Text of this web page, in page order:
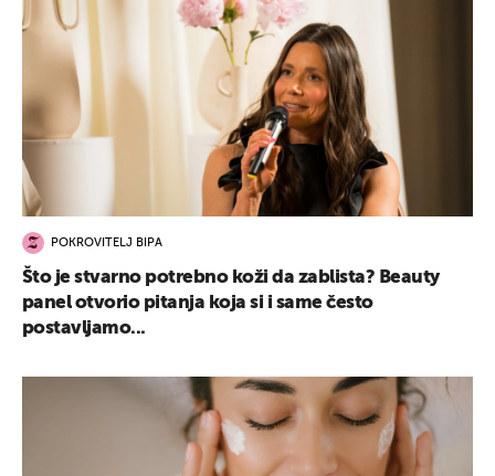
POKROVITELJ BIPA
Što je stvarno potrebno koži da zablista? Beauty
panel otvorio pitanja koja si i same često
postavljamo...